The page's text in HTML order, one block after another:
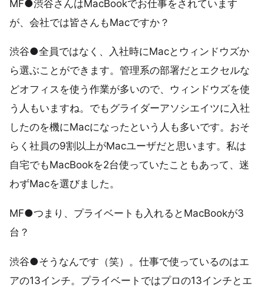
MF●渋谷さんはMacBookでお仕事をされています
が、会社では皆さんもMacですか？
渋谷●全員ではなく、入社時にMacとウィンドウズか
ら選ぶことができます。管理系の部署だとエクセルな
どオフィスを使う作業が多いので、ウィンドウズを使
う人もいますね。でもグライダーアソシエイツに入社
したのを機にMacになったという人も多いです。おそ
らく社員の9割以上がMacユーザだと思います。私は
自宅でもMacBookを2台使っていたこともあって、迷
わずMacを選びました。
MF●つまり、プライベートも入れるとMacBookが3
台？
渋谷●そうなんです（笑）。仕事で使っているのはエ
アの13インチ。プライベートではプロの13インチとエ